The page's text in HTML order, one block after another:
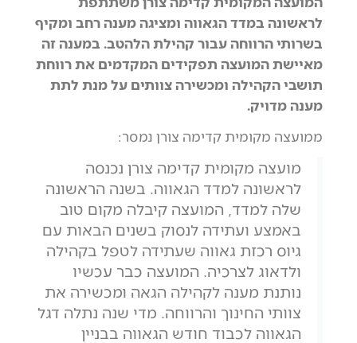
לראשונה במדד הגאווה ומציגה מענה רחב ומקיף
בשרותי הרווחה עבור קהילת הלהטב. במענה זה
מאיישת המועצה תפקידים המקדמים את רווחת
תושבי הקהילה ומכשירה צוותים על מנת לתת
מענה מדויק.
ממועצה מקומית קדימה צורן נמסר:
מועצה מקומית קדימה צורן נכנסה
לראשונה למדד הגאווה. בשנה הראשונה
שלה למדד, המועצה קיבלה מקום טוב
באמצע ועתידה לנסוק בשנים הבאות עם
גיוס רכזת גאווה שעתידה לטפל בקהילה
ולדאוג לצרכיה. המועצה כבר עכשיו
נותנת מענה לקהילה הגאה ומכשירה את
צוותי החינוך והרווחה. מדי שנה נתלה דגל
הגאווה לכבוד חודש הגאווה בבניין